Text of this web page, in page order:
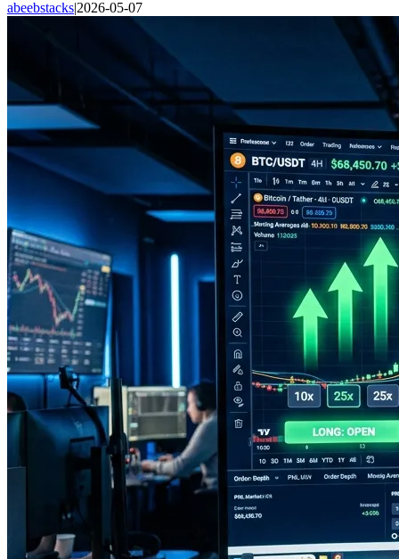
abeebstacks|2026-05-07